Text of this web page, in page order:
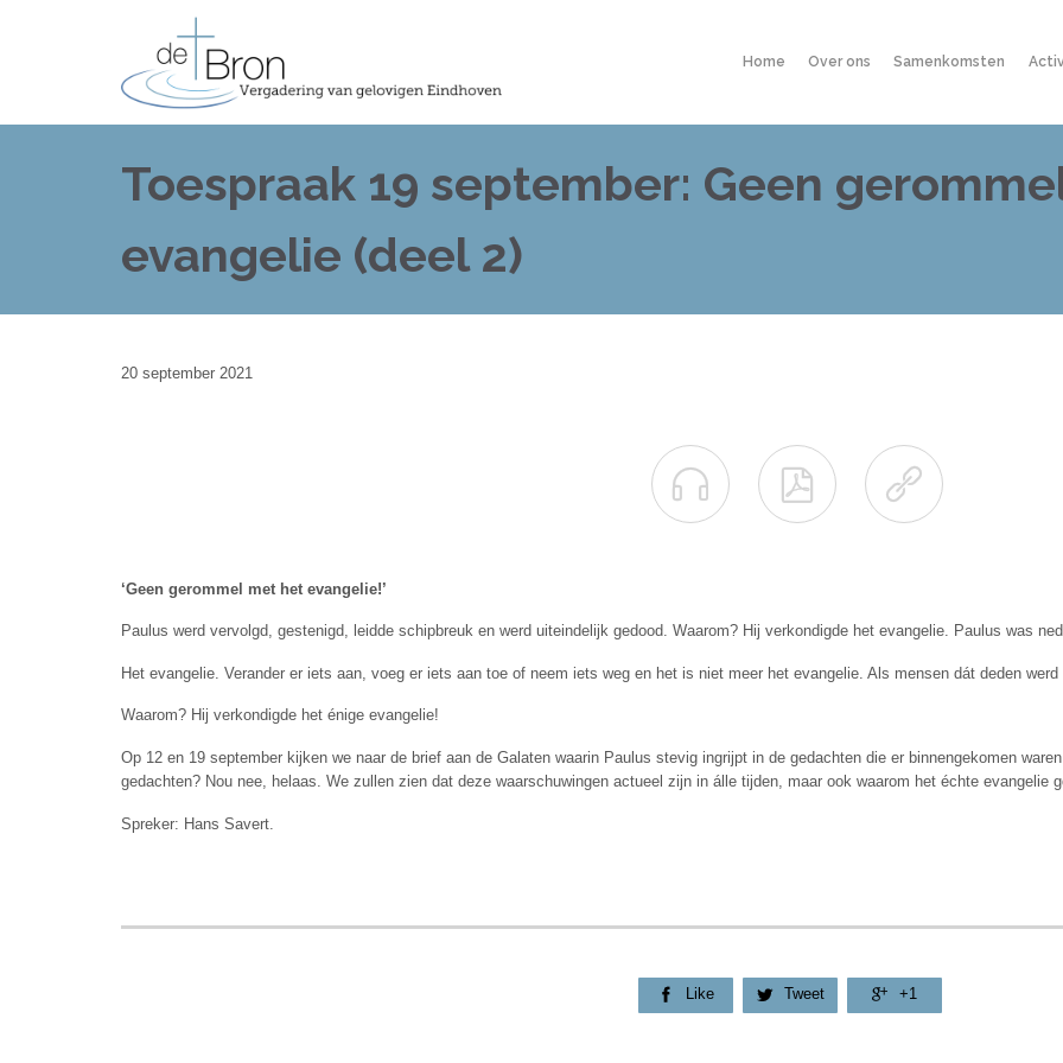
Home Over ons Samenkomsten
Toespraak 19 september: Geen
evangelie (deel 2)
20 september 2021
  
‘Geen gerommel met het evangelie!’
Paulus werd vervolgd, gestenigd, leidde schipbreuk en werd uiteindelijk gedood. Waarom? Hij verkondigde het evangelie. Paulus was
Het evangelie. Verander er iets aan, voeg er iets aan toe of neem iets weg en het is niet meer het evangelie. Als mensen dát deden werd
Waarom? Hij verkondigde het énige evangelie!
Op 12 en 19 september kijken we naar de brief aan de Galaten waarin Paulus stevig ingrijpt in de gedachten die er binnengekomen
gedachten? Nou nee, helaas. We zullen zien dat deze waarschuwingen actueel zijn in álle tijden, maar ook waarom het échte evangelie
Spreker: Hans Savert.
 Like  Tweet  +1